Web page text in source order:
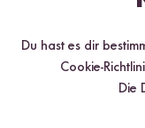
Du hast es dir
Cookie-
Die